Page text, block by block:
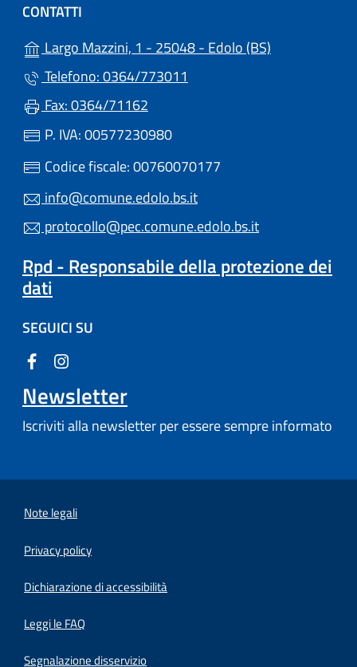
CONTATTI
Largo Mazzini, 1 - 25048 - Edolo (BS)
Telefono: 0364/773011
Fax: 0364/71162
P. IVA: 00577230980
Codice fiscale: 00760070177
info@comune.edolo.bs.it
protocollo@pec.comune.edolo.bs.it
Rpd - Responsabile della protezione dei
dati
SEGUICI SU
Newsletter
Iscriviti alla newsletter per essere sempre informato
Note legali
Privacy policy
Dichiarazione di accessibilità
Leggi le FAQ
Segnalazione disservizio